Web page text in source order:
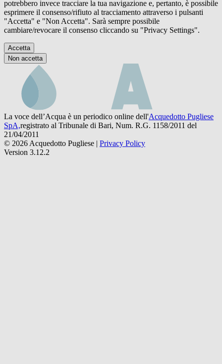
potrebbero invece tracciare la tua navigazione e, pertanto, è possibile
esprimere il consenso/rifiuto al tracciamento attraverso i pulsanti
"Accetta" e "Non Accetta". Sarà sempre possibile
cambiare/revocare il consenso cliccando su "Privacy Settings".
Accetta
Non accetta
La voce dell’Acqua è un periodico online dell'Acquedotto Pugliese
SpA,registrato al Tribunale di Bari, Num. R.G. 1158/2011 del
21/04/2011
© 2026 Acquedotto Pugliese | Privacy Policy
Version 3.12.2